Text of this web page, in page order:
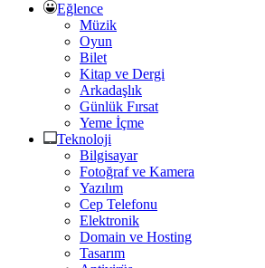
Eğlence
Müzik
Oyun
Bilet
Kitap ve Dergi
Arkadaşlık
Günlük Fırsat
Yeme İçme
Teknoloji
Bilgisayar
Fotoğraf ve Kamera
Yazılım
Cep Telefonu
Elektronik
Domain ve Hosting
Tasarım